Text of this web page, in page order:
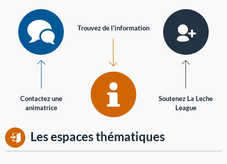
Contactez une
animatrice
Trouvez de l'information
Soutenez La Leche
League
Les espaces thématiques